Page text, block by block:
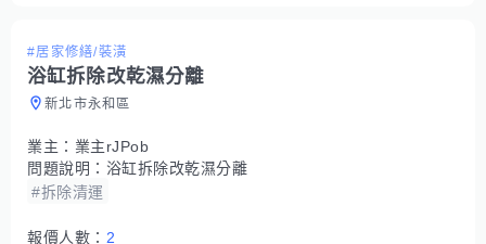
#居家修繕/裝潢
浴缸拆除改乾濕分離
新北市永和區
業主： 業主rJPob
問題說明： 浴缸拆除改乾濕分離
#拆除清運
報價人數： 2